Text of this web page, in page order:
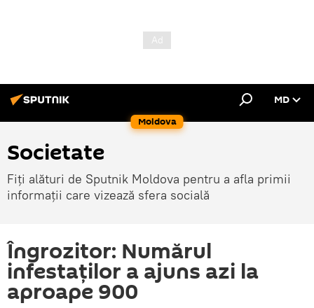
Moldova
MD
Societate
Fiți alături de Sputnik Moldova pentru a afla primii
informații care vizează sfera socială
Îngrozitor: Numărul
infestaților a ajuns azi la
aproape 900